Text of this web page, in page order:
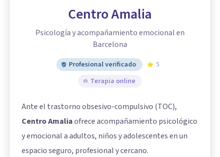
Centro Amalia
Psicología y acompañamiento emocional en
Barcelona
Profesional verificado
5
Terapia online
Ante el trastorno obsesivo-compulsivo (TOC),
Centro Amaliaofrece acompañamiento psicológico
y emocional a adultos, niños y adolescentes en un
espacio seguro, profesional y cercano.